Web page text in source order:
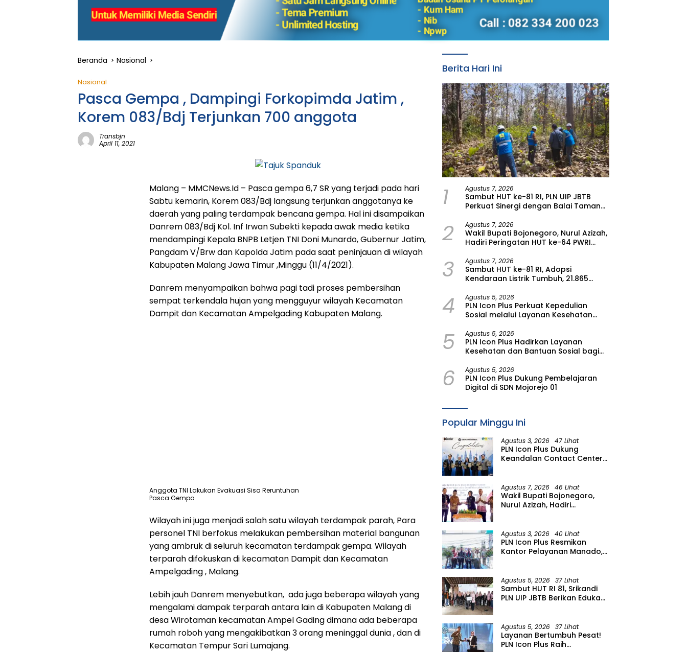
Beranda Nasional
Nasional
Pasca Gempa , Dampingi Forkopimda Jatim ,
Korem 083/Bdj Terjunkan 700 anggota
Transbjn
April 11, 2021
Malang – MMCNews.Id – Pasca gempa 6,7 SR yang terjadi pada hari
Sabtu kemarin, Korem 083/Bdj langsung terjunkan anggotanya ke
daerah yang paling terdampak bencana gempa. Hal ini disampaikan
Danrem 083/Bdj Kol. Inf Irwan Subekti kepada awak media ketika
mendampingi Kepala BNPB Letjen TNI Doni Munardo, Gubernur Jatim,
Pangdam V/Brw dan Kapolda Jatim pada saat peninjauan di wilayah
Kabupaten Malang Jawa Timur ,Minggu (11/4/2021).
Danrem menyampaikan bahwa pagi tadi proses pembersihan
sempat terkendala hujan yang mengguyur wilayah Kecamatan
Dampit dan Kecamatan Ampelgading Kabupaten Malang.
Anggota TNI Lakukan Evakuasi Sisa Reruntuhan
Pasca Gempa
Wilayah ini juga menjadi salah satu wilayah terdampak parah, Para
personel TNI berfokus melakukan pembersihan material bangunan
yang ambruk di seluruh kecamatan terdampak gempa. Wilayah
terparah difokuskan di kecamatan Dampit dan Kecamatan
Ampelgading , Malang.
Lebih jauh Danrem menyebutkan, ada juga beberapa wilayah yang
mengalami dampak terparah antara lain di Kabupaten Malang di
desa Wirotaman kecamatan Ampel Gading dimana ada beberapa
rumah roboh yang mengakibatkan 3 orang meninggal dunia , dan di
Kecamatan Tempur Sari Lumajang.
Berita Hari Ini
1 Agustus 7, 2026
Sambut HUT ke-81 RI, PLN UIP JBTB
Perkuat Sinergi dengan Balai Taman
Rencana Proyek SUTET 500 kV Paiton–
Watudodol/Kalipuro
2 Agustus 7, 2026
Wakil Bupati Bojonegoro, Nurul Azizah,
Hadiri Peringatan HUT ke-64 PWRI
3 Agustus 7, 2026
Sambut HUT ke-81 RI, Adopsi
Kendaraan Listrik Tumbuh, 21.865
Charging Services PLN pada Semester
I 2026
4 Agustus 5, 2026
PLN Icon Plus Perkuat Kepedulian
Sosial melalui Layanan Kesehatan
Lansia di Malang
5 Agustus 5, 2026
PLN Icon Plus Hadirkan Layanan
Kesehatan dan Bantuan Sosial bagi
6 Agustus 5, 2026
PLN Icon Plus Dukung Pembelajaran
Digital di SDN Mojorejo 01
Popular Minggu Ini
Agustus 3, 2026 47 Lihat
PLN Icon Plus Dukung
Keandalan Contact Center
Agustus 7, 2026 46 Lihat
Wakil Bupati Bojonegoro,
Nurul Azizah, Hadiri
Agustus 3, 2026 40 Lihat
PLN Icon Plus Resmikan
Kantor Pelayanan Manado,
Agustus 5, 2026 37 Lihat
Sambut HUT RI 81, Srikandi
PLN UIP JBTB Berikan Edukasi
Perempuan Tangguh
Bencana di Kampung Aren
Simacan Banyuwangi
Agustus 5, 2026 37 Lihat
Layanan Bertumbuh Pesat!
PLN Icon Plus Raih